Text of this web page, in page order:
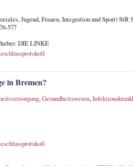
Jugend, Frauen, Integration und Sport) StR
577
DIE LINKE
in Bremen?
,Gesundheitswesen,